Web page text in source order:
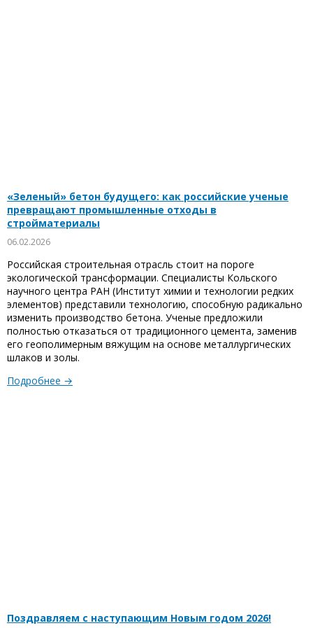
«Зеленый» бетон будущего: как российские ученые
превращают промышленные отходы в
стройматериалы
06.02.2026
Российская строительная отрасль стоит на пороге
экологической трансформации. Специалисты Кольского
научного центра РАН (Институт химии и технологии редких
элементов) представили технологию, способную радикально
изменить производство бетона. Ученые предложили
полностью отказаться от традиционного цемента, заменив
его геополимерным вяжущим на основе металлургических
шлаков и золы.
Подробнее →
Поздравляем с наступающим Новым годом 2026!